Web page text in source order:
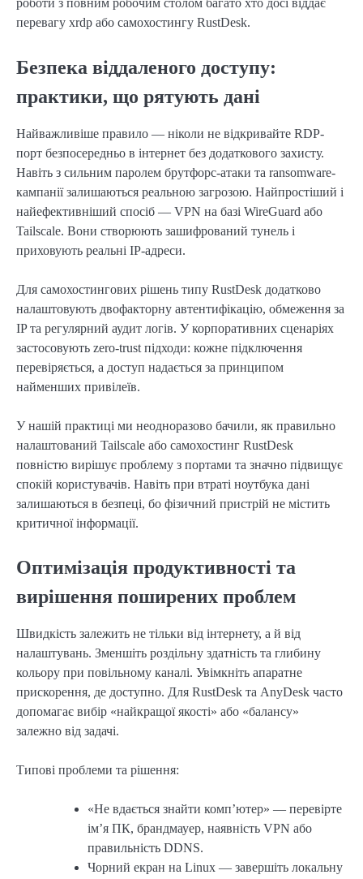
роботи з повним робочим столом багато хто досі віддає
перевагу xrdp або самохостингу RustDesk.
Безпека віддаленого доступу:
практики, що рятують дані
Найважливіше правило — ніколи не відкривайте RDP-
порт безпосередньо в інтернет без додаткового захисту.
Навіть з сильним паролем брутфорс-атаки та ransomware-
кампанії залишаються реальною загрозою. Найпростіший і
найефективніший спосіб — VPN на базі WireGuard або
Tailscale. Вони створюють зашифрований тунель і
приховують реальні IP-адреси.
Для самохостингових рішень типу RustDesk додатково
налаштовують двофакторну автентифікацію, обмеження за
IP та регулярний аудит логів. У корпоративних сценаріях
застосовують zero-trust підходи: кожне підключення
перевіряється, а доступ надається за принципом
найменших привілеїв.
У нашій практиці ми неодноразово бачили, як правильно
налаштований Tailscale або самохостинг RustDesk
повністю вирішує проблему з портами та значно підвищує
спокій користувачів. Навіть при втраті ноутбука дані
залишаються в безпеці, бо фізичний пристрій не містить
критичної інформації.
Оптимізація продуктивності та
вирішення поширених проблем
Швидкість залежить не тільки від інтернету, а й від
налаштувань. Зменшіть роздільну здатність та глибину
кольору при повільному каналі. Увімкніть апаратне
прискорення, де доступно. Для RustDesk та AnyDesk часто
допомагає вибір «найкращої якості» або «балансу»
залежно від задачі.
Типові проблеми та рішення:
«Не вдається знайти комп’ютер» — перевірте
ім’я ПК, брандмауер, наявність VPN або
правильність DDNS.
Чорний екран на Linux — завершіть локальну